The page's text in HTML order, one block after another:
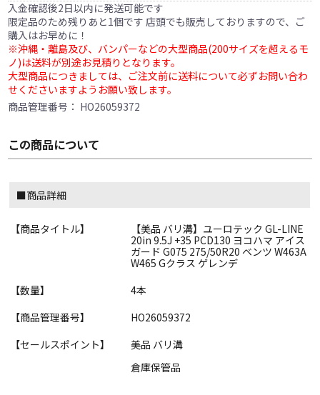
入金確認後2日以内に発送可能です
限定品のため残りあと1個です 店頭でも販売しておりますので、ご
購入はお早めに！
※沖縄・離島及び、バンパーなどの大型商品(200サイズを超えるモ
ノ)は送料が別途お見積りとなります。
大型商品につきましては、ご注文前に送料について必ずお問い合わ
せくださいますようお願い致します。
商品管理番号： HO26059372
この商品について
■商品詳細
【商品タイトル】
【美品 バリ溝】ユーロテック GL-LINE
20in 9.5J +35 PCD130 ヨコハマ アイス
ガード G075 275/50R20 ベンツ W463A
W465 Gクラス ゲレンデ
【数量】
4本
【商品管理番号】
HO26059372
【セールスポイント】
美品 バリ溝
倉庫保管品